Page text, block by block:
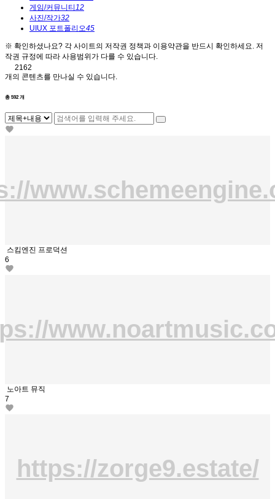
게임/커뮤니티 12
사진/작가32
UIUX 포트폴리오45
※ 확인하셨나요? 각 사이트의 저작권 정책과 이용약관을 반드시 확인하세요. 저
작권 규정에 따라 사용범위가 다를 수 있습니다.
2162
개의 콘텐츠를 만나실 수 있습니다.
총 592개
스킴엔진 프로덕션
6
노아트 뮤직
7
https://zorge9.estate/